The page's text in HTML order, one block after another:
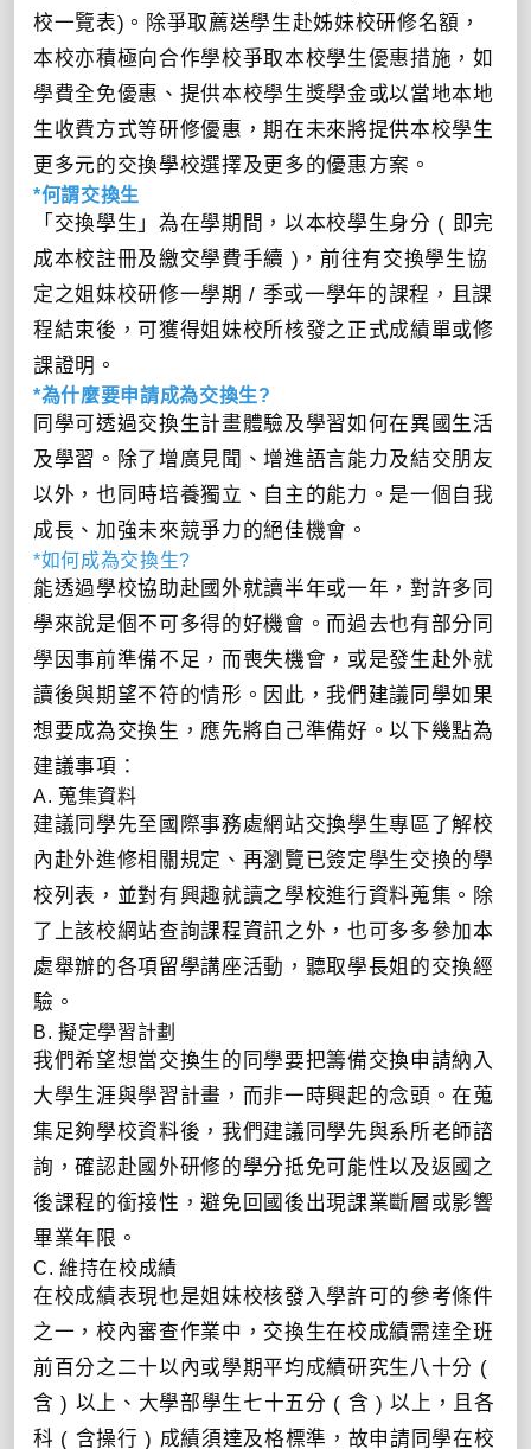
校一覽表)。除爭取薦送學生赴姊妹校研修名額，
本校亦積極向合作學校爭取本校學生優惠措施，如
學費全免優惠、提供本校學生獎學金或以當地本地
生收費方式等研修優惠，期在未來將提供本校學生
更多元的交換學校選擇及更多的優惠方案。
*何謂交換生
「交換學生」為在學期間，以本校學生身分 ( 即完
成本校註冊及繳交學費手續 )，前往有交換學生協
定之姐妹校研修一學期 / 季或一學年的課程，且課
程結束後，可獲得姐妹校所核發之正式成績單或修
課證明。
*為什麼要申請成為交換生?
同學可透過交換生計畫體驗及學習如何在異國生活
及學習。除了增廣見聞、增進語言能力及結交朋友
以外，也同時培養獨立、自主的能力。是一個自我
成長、加強未來競爭力的絕佳機會。
*如何成為交換生?
能透過學校協助赴國外就讀半年或一年，對許多同
學來說是個不可多得的好機會。而過去也有部分同
學因事前準備不足，而喪失機會，或是發生赴外就
讀後與期望不符的情形。因此，我們建議同學如果
想要成為交換生，應先將自己準備好。以下幾點為
建議事項：
A. 蒐集資料
建議同學先至國際事務處網站交換學生專區了解校
內赴外進修相關規定、再瀏覽已簽定學生交換的學
校列表，並對有興趣就讀之學校進行資料蒐集。除
了上該校網站查詢課程資訊之外，也可多多參加本
處舉辦的各項留學講座活動，聽取學長姐的交換經
驗。
B. 擬定學習計劃
我們希望想當交換生的同學要把籌備交換申請納入
大學生涯與學習計畫，而非一時興起的念頭。在蒐
集足夠學校資料後，我們建議同學先與系所老師諮
詢，確認赴國外研修的學分抵免可能性以及返國之
後課程的銜接性，避免回國後出現課業斷層或影響
畢業年限。
C. 維持在校成績
在校成績表現也是姐妹校核發入學許可的參考條件
之一，校內審查作業中，交換生在校成績需達全班
前百分之二十以內或學期平均成績研究生八十分 (
含 ) 以上、大學部學生七十五分 ( 含 ) 以上，且各
科 ( 含操行 ) 成績須達及格標準，故申請同學在校